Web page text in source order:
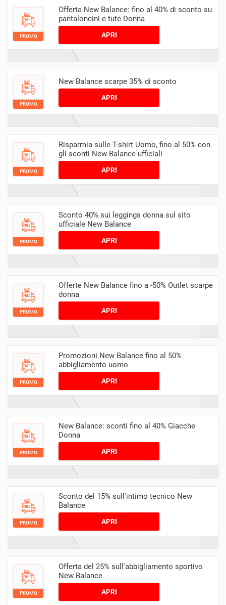
PROMO
Offerta New Balance: fino al 40% di sconto su
pantaloncini e tute Donna
APRI
PROMO
New Balance scarpe 35% di sconto
APRI
PROMO
Risparmia sulle T-shirt Uomo, fino al 50% con
gli sconti New Balance ufficiali
APRI
PROMO
Sconto 40% sui leggings donna sul sito
ufficiale New Balance
APRI
PROMO
Offerte New Balance fino a -50% Outlet scarpe
donna
APRI
PROMO
Promozioni New Balance fino al 50%
abbigliamento uomo
APRI
PROMO
New Balance: sconti fino al 40% Giacche
Donna
APRI
PROMO
Sconto del 15% sull'intimo tecnico New
Balance
APRI
PROMO
Offerta del 25% sull'abbigliamento sportivo
New Balance
APRI